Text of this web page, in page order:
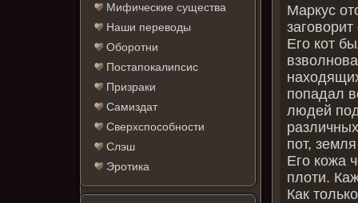
Мифические существа
Наши переводы
Оборотни
Постапокалипсис
Призраки
Самиздат
Сверхспособности
Слэш
Эротика
Маркус
Его кот
попадал
людей
пот,
Его кожа
плоти.
Как